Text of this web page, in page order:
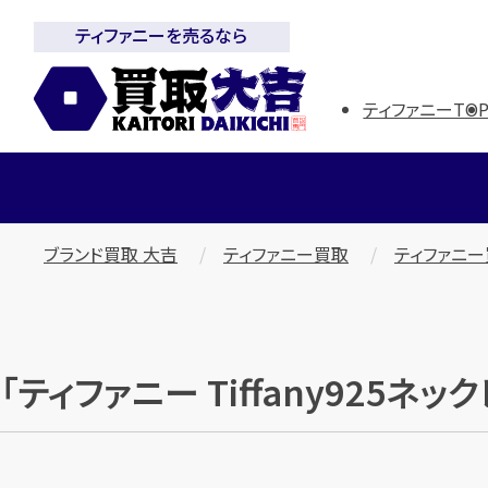
ティファニーを売るなら
ティファニー
ブランド買取 大吉 ティファニー買取 ティファニ
「ティファニー Tiffany925ネッ